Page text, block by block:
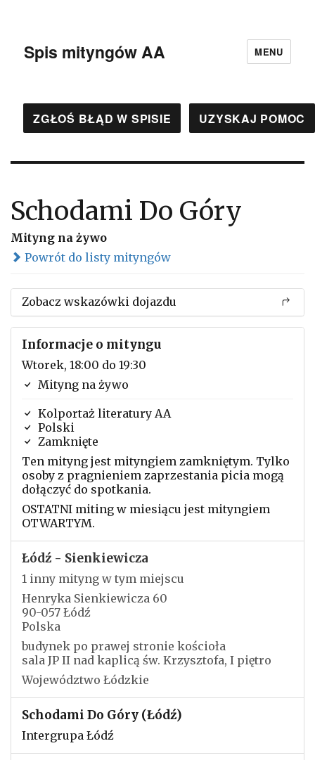
Spis mityngów AA MENU
ZGŁOŚ BŁĄD W SPISIE UZYSKAJ POMOC
Schodami Do Góry
Mityng na żywo
Powrót do listy mityngów
Zobacz wskazówki dojazdu
Informacje o mityngu
Wtorek, 18:00 do 19:30
Mityng na żywo
Kolportaż literatury AA
Polski
Zamknięte
Ten mityng jest mityngiem zamkniętym. Tylko
osoby z pragnieniem zaprzestania picia mogą
dołączyć do spotkania.
OSTATNI miting w miesiącu jest mityngiem
OTWARTYM.
Łódź - Sienkiewicza
1 inny mityng w tym miejscu
Henryka Sienkiewicza 60
90-057 Łódź
Polska
budynek po prawej stronie kościoła
sala JP II nad kaplicą św. Krzysztofa, I piętro
Województwo Łódzkie
Schodami Do Góry (Łódź)
Intergrupa Łódź